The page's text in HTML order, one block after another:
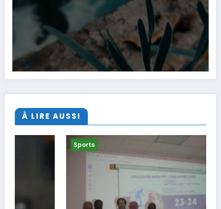
À LIRE AUSSI